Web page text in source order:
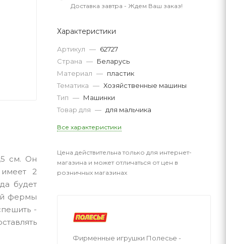
см. Он
имеет 2
будет
фермы
-
Доставка завтра - Ждем Ваш заказ!
Характеристики
Артикул — 62727
Страна — Беларусь
Материал — пластик
Тематика — Хозяйственные машины
Тип — Машинки
Товар для — для мальчика
Все характеристики
Цена действительна только для интернет-
магазина и может отличаться от цен в
розничных магазинах
Фирменные игрушки Полесье -